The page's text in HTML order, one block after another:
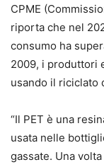
CPME
riporta che nel
consumo ha
2009, i produttori
usando il riciclato
“Il PET è una
usata nelle
gassate. Una